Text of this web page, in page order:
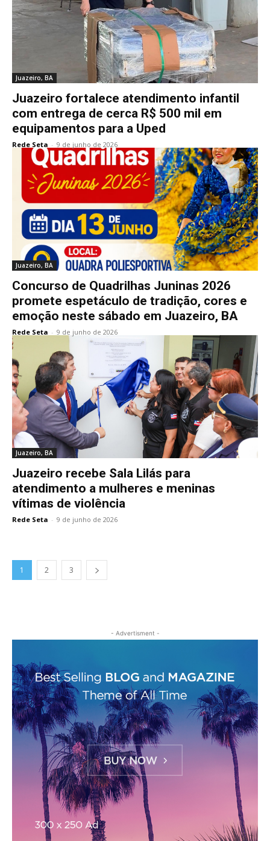
Juazeiro, BA
Juazeiro fortalece atendimento infantil
com entrega de cerca R$ 500 mil em
equipamentos para a Uped
Rede Seta - 9 de junho de 2026
Juazeiro, BA
Concurso de Quadrilhas Juninas 2026
promete espetáculo de tradição, cores e
emoção neste sábado em Juazeiro, BA
Rede Seta - 9 de junho de 2026
Juazeiro, BA
Juazeiro recebe Sala Lilás para
atendimento a mulheres e meninas
vítimas de violência
Rede Seta - 9 de junho de 2026
1 2 3
- Advertisment -